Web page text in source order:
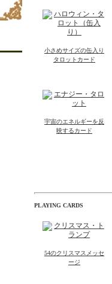
小さめサイズの缶入り
タロットカード
宇宙のエネルギーを反
映するカード
PLAYING CARDS
54のクリスマスメッセ
ージ